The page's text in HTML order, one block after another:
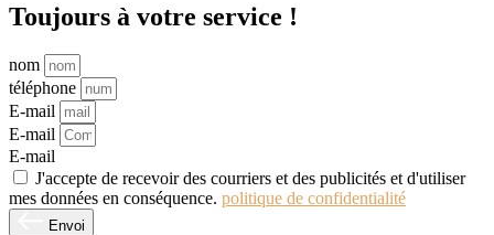
Toujours à votre service !
nom
téléphone
E-mail
E-mail
E-mail
J'accepte de recevoir des courriers et des publicités et d'utiliser
mes données en conséquence. politique de confidentialité
Envoi